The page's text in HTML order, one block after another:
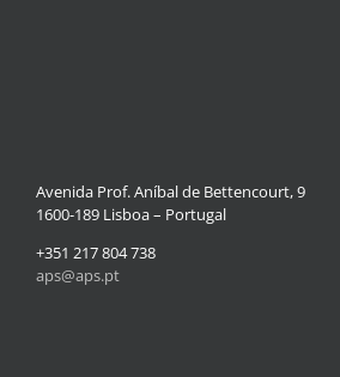
Avenida Prof. Aníbal de Bettencourt, 9
1600-189 Lisboa – Portugal
+351 217 804 738
aps@aps.pt